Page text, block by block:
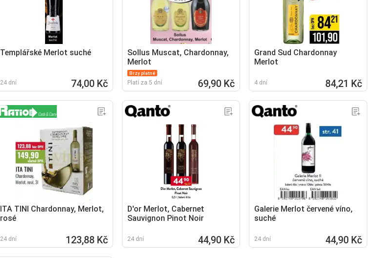
Templářské Merlot suché
24 dní 74,00 Kč
Sollus Muscat, Chardonnay,
Merlot
Brzy platné
Platí za 5 dní 69,90 Kč
Grand Sud Chardonnay
Merlot
4 dní 84,21 Kč
ITA TINI Chardonnay, Merlot,
rosé
24 dní 123,88 Kč
D'or Merlot, Cabernet
Sauvignon Pinot Noir
24 dní 44,90 Kč
Galerie Merlot červené víno,
suché
24 dní 44,90 Kč